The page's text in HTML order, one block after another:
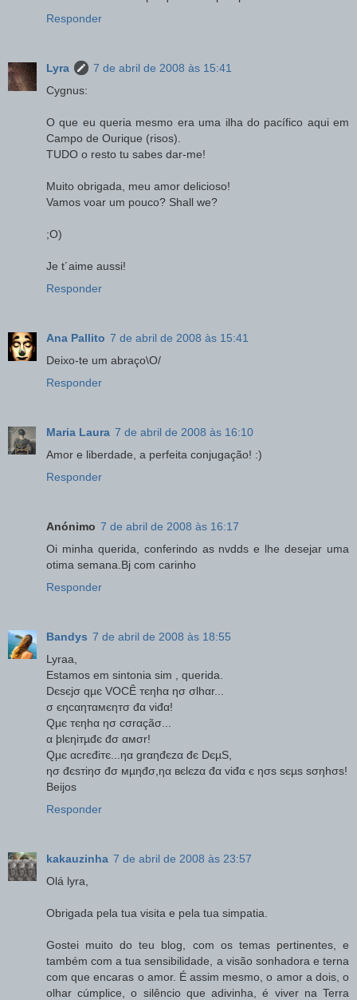
Responder
Lyra
7 de abril de 2008 às 15:41
Cygnus:
O que eu queria mesmo era uma ilha do pacífico aqui em
Campo de Ourique (risos).
TUDO o resto tu sabes dar-me!
Muito obrigada, meu amor delicioso!
Vamos voar um pouco? Shall we?
;O)
Je t´aime aussi!
Responder
Ana Pallito 7 de abril de 2008 às 15:41
Deixo-te um abraço\O/
Responder
Maria Laura 7 de abril de 2008 às 16:10
Amor e liberdade, a perfeita conjugação! :)
Responder
Anónimo 7 de abril de 2008 às 16:17
Oi minha querida, conferindo as nvdds e lhe desejar uma
otima semana.Bj com carinho
Responder
Bandys 7 de abril de 2008 às 18:55
Lyraa,
Estamos em sintonia sim , querida.
Dєsєjσ qµє VOCÊ тєηhα ησ σlhαr...
σ єηcαηтαмєηтσ đα viđα!
Qµє тєηhα ησ cσrαçãσ...
α þlєηiтµđє đσ αмσr!
Qµє αcrєđiтє...ηα grαηđєzα đє DєµS,
ησ đєsтiησ đσ мµηđσ,ηα вєlєzα đα viđα є ησs sєµs sσηhσs!
Beijos
Responder
kakauzinha 7 de abril de 2008 às 23:57
Olá lyra,
Obrigada pela tua visita e pela tua simpatia.
Gostei muito do teu blog, com os temas pertinentes, e
também com a tua sensibilidade, a visão sonhadora e terna
com que encaras o amor. É assim mesmo, o amor a dois, o
olhar cúmplice, o silêncio que adivinha, é viver na Terra